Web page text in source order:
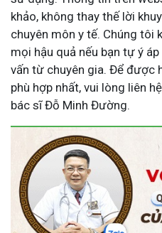
khảo, không thay thế lời
chuyên môn y tế. Chúng tôi
mọi hậu quả nếu bạn tự ý
vấn từ chuyên gia. Để được
phù hợp nhất, vui lòng liên
bác sĩ Đỗ Minh Đường.